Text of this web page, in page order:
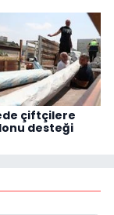
çiftçilere
desteği